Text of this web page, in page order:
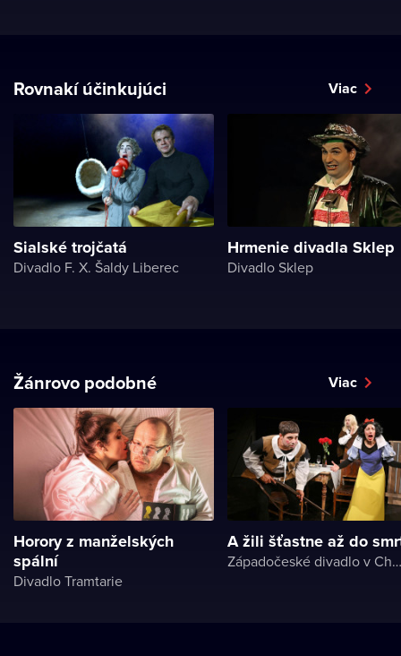
Rovnakí účinkujúci Viac
Sialské trojčatá
Divadlo F. X. Šaldy Liberec
Hrmenie divadla Sklep
Divadlo Sklep
Žánrovo podobné Viac
Horory z manželských
spální
Divadlo Tramtarie
A žili šťastne až do
Západočeské divadlo v Chebu